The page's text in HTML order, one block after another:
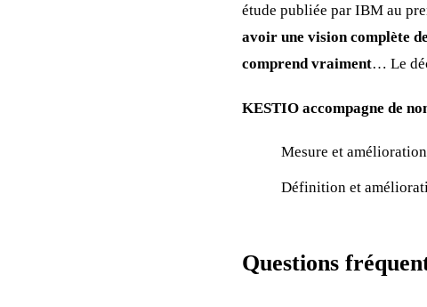
étude publiée par IBM au
avoir une vision complète
comprend vraiment… Le
KESTIO accompagne de
Mesure et
Définition et
Questions